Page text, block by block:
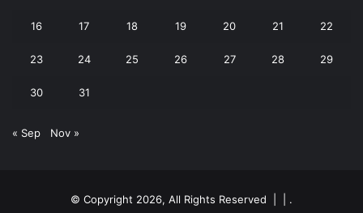
16 17 18 19 20 21 22
23 24 25 26 27 28 29
30 31
« Sep Nov »
© Copyright 2026, All Rights Reserved | | .